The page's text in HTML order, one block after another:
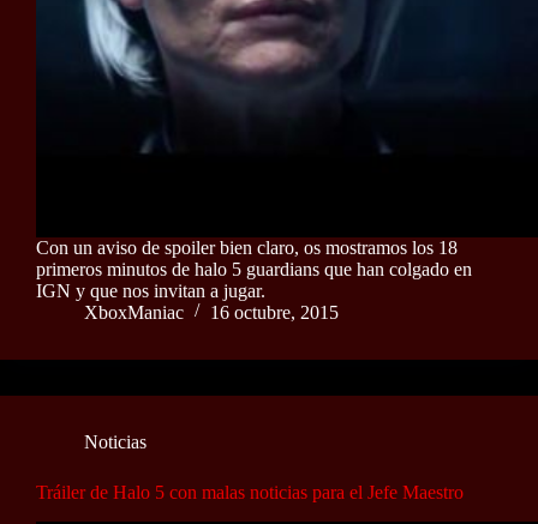
Con un aviso de spoiler bien claro, os mostramos los 18
primeros minutos de halo 5 guardians que han colgado en
IGN y que nos invitan a jugar.
XboxManiac
16 octubre, 2015
Noticias
Tráiler de Halo 5 con malas noticias para el Jefe Maestro